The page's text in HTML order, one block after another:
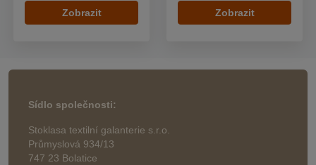
Zobrazit Zobrazit
Sídlo společnosti:
Stoklasa textilní galanterie s.r.o.
Průmyslová 934/13
747 23 Bolatice